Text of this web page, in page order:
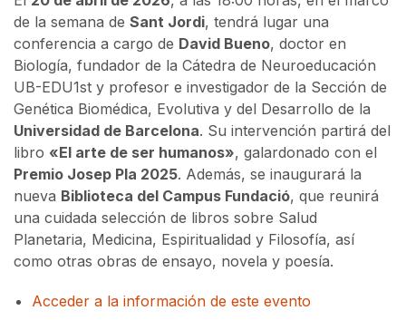
de la semana de Sant Jordi, tendrá lugar una
conferencia a cargo de David Bueno, doctor en
Biología, fundador de la Cátedra de Neuroeducación
UB-EDU1st y profesor e investigador de la Sección de
Genética Biomédica, Evolutiva y del Desarrollo de la
Universidad de Barcelona. Su intervención partirá del
libro «El arte de ser humanos», galardonado con el
Premio Josep Pla 2025. Además, se inaugurará la
nueva Biblioteca del Campus Fundació, que reunirá
una cuidada selección de libros sobre Salud
Planetaria, Medicina, Espiritualidad y Filosofía, así
como otras obras de ensayo, novela y poesía.
Acceder a la información de este evento